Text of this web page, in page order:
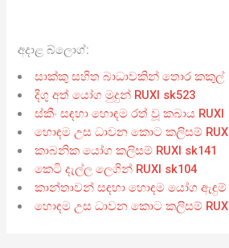
අදාළ බ්ලොග්:
සාක්කු සහිත බාධාවකින් තොර කකුල්
දිගු අත් යෝග මුදුන් RUXI sk523
ස්කීං සඳහා හොඳම රත් වූ කබාය RUXI
හොඳම උස ධාවන කොට කලිසම් RUXI
කාබනික යෝග කලිසම් RUXI sk141
කෙටි දැල්ල ලෙගින් RUXI sk104
කාන්තාවන් සඳහා හොඳම යෝග ඇඳුම්
හොඳම උස ධාවන කොට කලිසම් RUXI